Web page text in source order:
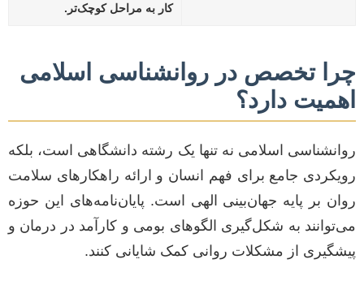
کار به مراحل کوچک‌تر.
چرا تخصص در روانشناسی اسلامی
اهمیت دارد؟
روانشناسی اسلامی نه تنها یک رشته دانشگاهی است، بلکه
رویکردی جامع برای فهم انسان و ارائه راهکارهای سلامت
روان بر پایه جهان‌بینی الهی است. پایان‌نامه‌های این حوزه
می‌توانند به شکل‌گیری الگوهای بومی و کارآمد در درمان و
پیشگیری از مشکلات روانی کمک شایانی کنند.